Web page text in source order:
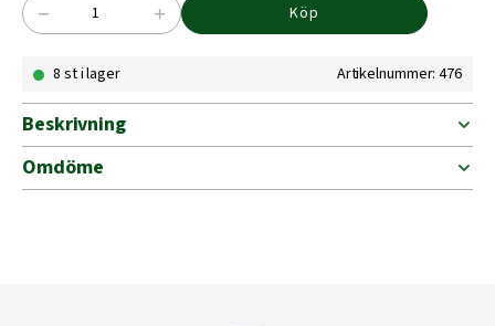
POT
XS
− + Köp
8 st i lager Artikelnummer: 476
Beskrivning
Omdöme